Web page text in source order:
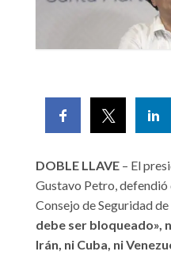
DOBLE LLAVE – El
Gustavo Petro, defendió
Consejo de Seguridad
debe ser bloqueado»,
Irán, ni Cuba, ni